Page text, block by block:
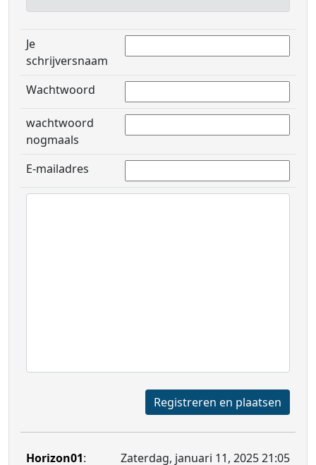
Je
schrijversnaam
Wachtwoord
wachtwoord
nogmaals
E-mailadres
Registreren en plaatsen
Horizon01:
Zaterdag, januari 11, 2025 21:05